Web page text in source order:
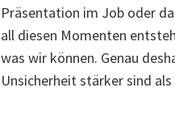
Präsentation im Job oder
all diesen Momenten
was wir können. Genau
Unsicherheit stärker sind